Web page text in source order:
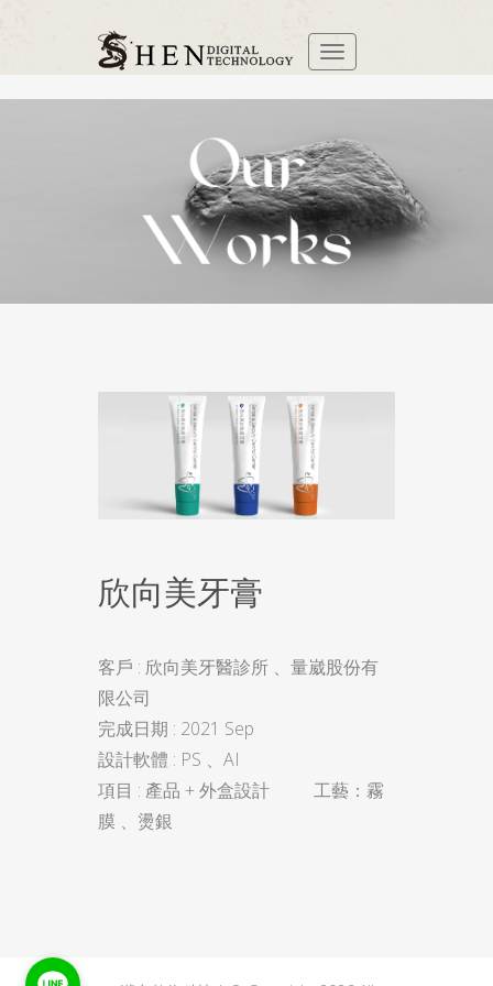
欣向美牙膏
客戶 : 欣向美牙醫診所 、量崴股份有
限公司
完成日期 : 2021 Sep
設計軟體 : PS 、AI
項目 : 產品 + 外盒設計 工藝：霧
膜 、燙銀